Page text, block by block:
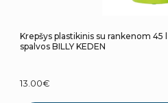
Krepšys plastikinis su rankenom 45
spalvos BILLY KEDEN
13.00€